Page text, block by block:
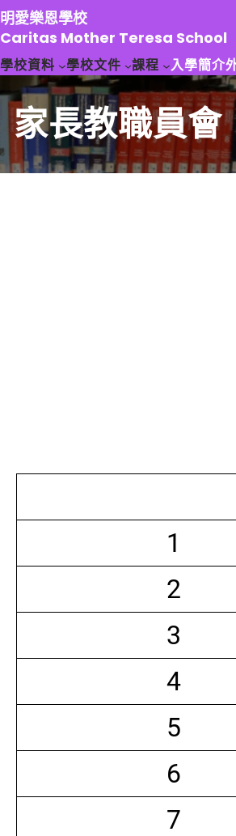
跳
至
主
要
容
明愛樂恩學校
Caritas Mother Teresa School
學校資料 學校文件 課程 入學簡介
家長教職員會
1
2
3
4
5
6
7